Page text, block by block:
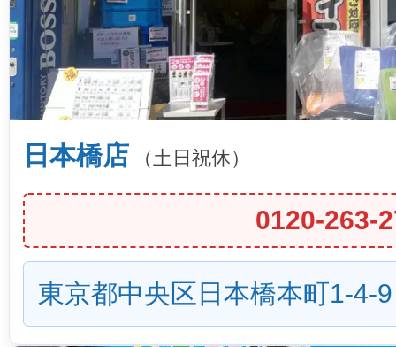
日本橋店 （土日祝休）
0120-263-
東京都中央区日本橋本町1-4-9